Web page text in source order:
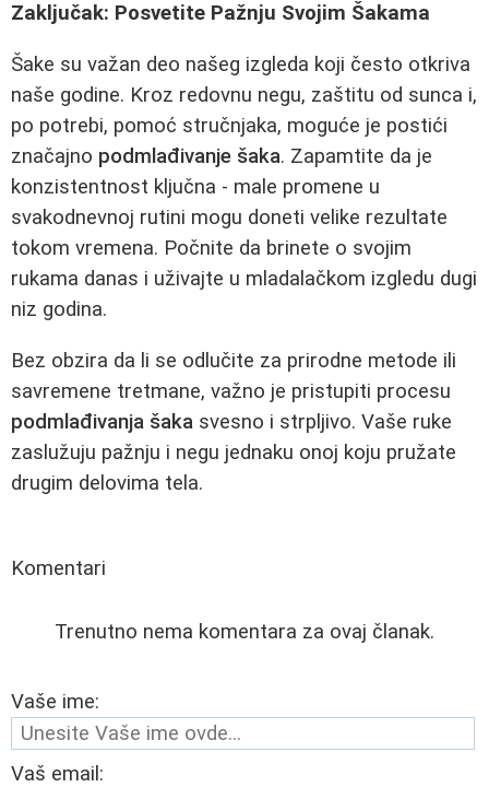
Zaključak: Posvetite Pažnju Svojim Šakama
Šake su važan deo našeg izgleda koji često otkriva
naše godinе. Kroz redovnu negu, zaštitu od sunca i,
po potrebi, pomoć stručnjaka, moguće je postići
značajno podmlađivanje šaka. Zapamtite da je
konzistentnost ključna - male promene u
svakodnevnoj rutini mogu doneti velike rezultate
tokom vremena. Počnite da brinete o svojim
rukama danas i uživajte u mladalačkom izgledu dugi
niz godina.
Bez obzira da li se odlučite za prirodne metode ili
savremene tretmane, važno je pristupiti procesu
podmlađivanja šaka svesno i strpljivo. Vaše ruke
zaslužuju pažnju i negu jednaku onoj koju pružate
drugim delovima tela.
Komentari
Trenutno nema komentara za ovaj članak.
Vaše ime:
Vaš email: